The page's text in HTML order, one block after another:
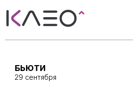
БЬЮТИ
29 сентября